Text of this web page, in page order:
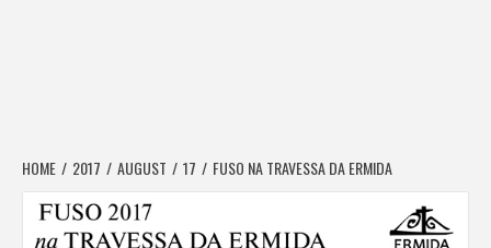
HOME 2017 AUGUST 17 FUSO NA TRAVESSA DA ERMIDA